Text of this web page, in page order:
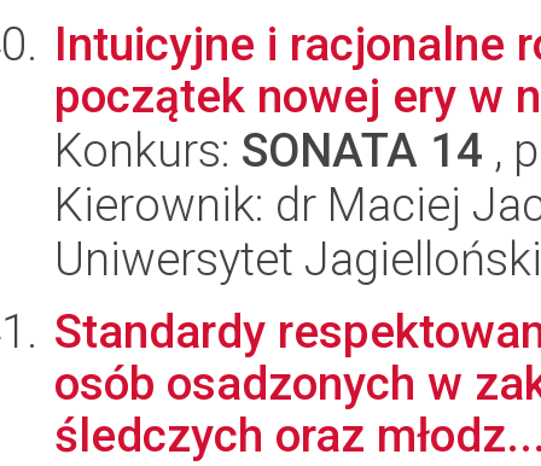
Intuicyjne i racjonalne
początek nowej ery w
Konkurs: SONATA 14 ,
Kierownik: dr Maciej
Uniwersytet
Standardy
osób osadzonych w
śledczych oraz